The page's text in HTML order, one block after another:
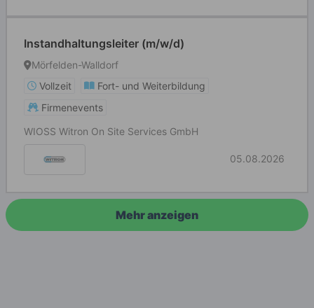
Instandhaltungsleiter (m/w/d)
Mörfelden-Walldorf
Vollzeit
Fort- und Weiterbildung
Firmenevents
WIOSS Witron On Site Services GmbH
05.08.2026
Mehr anzeigen